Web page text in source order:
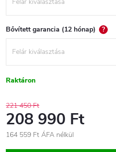
Bővített garancia (12 hónap) ?
Raktáron
221 450 Ft
208 990 Ft
164 559 Ft ÁFA nélkül